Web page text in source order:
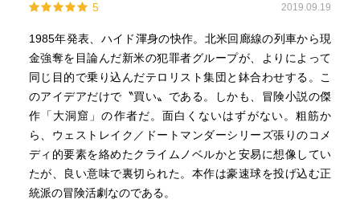
5 2019.09.19
1985年発表、ハイド渾身の快作。北米回廊線の列車から現
金強奪を目論んだ新米の犯罪者グループが、よりによって
同じ目的で乗り込んだテロリスト集団と鉢合わせする。こ
のアイデアだけで〝買い〟である。しかも、冒険小説の傑
作「大洞窟」の作者だ。面白くないはずがない。粗筋か
ら、ウェストレイク／ドートマンダーシリーズ張りのコメ
ディ的要素を絡めたクライムノベルかと安易に想像してい
たが、良い意味で裏切られた。本作は豪速球を投げ込む正
統派の冒険活劇なのである。